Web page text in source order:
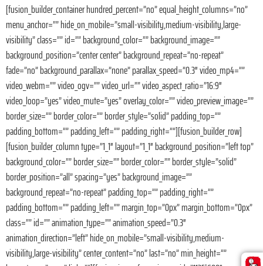
[fusion_builder_container hundred_percent=”no” equal_height_columns=”no”
menu_anchor=”” hide_on_mobile=”small-visibility,medium-visibility,large-
visibility” class=”” id=”” background_color=”” background_image=””
background_position=”center center” background_repeat=”no-repeat”
fade=”no” background_parallax=”none” parallax_speed=”0.3″ video_mp4=””
video_webm=”” video_ogv=”” video_url=”” video_aspect_ratio=”16:9″
video_loop=”yes” video_mute=”yes” overlay_color=”” video_preview_image=””
border_size=”” border_color=”” border_style=”solid” padding_top=””
padding_bottom=”” padding_left=”” padding_right=””][fusion_builder_row]
[fusion_builder_column type=”1_1″ layout=”1_1″ background_position=”left top”
background_color=”” border_size=”” border_color=”” border_style=”solid”
border_position=”all” spacing=”yes” background_image=””
background_repeat=”no-repeat” padding_top=”” padding_right=””
padding_bottom=”” padding_left=”” margin_top=”0px” margin_bottom=”0px”
class=”” id=”” animation_type=”” animation_speed=”0.3″
animation_direction=”left” hide_on_mobile=”small-visibility,medium-
visibility,large-visibility” center_content=”no” last=”no” min_height=””